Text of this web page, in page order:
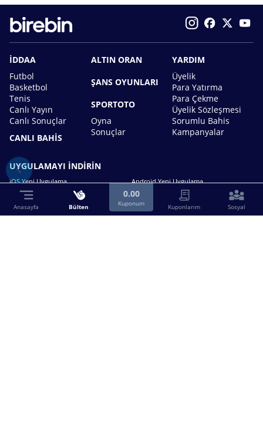
İDDAA
Futbol
Basketbol
Tenis
Canlı Yayın
Canlı Sonuçlar
CANLI BAHİS
ALTIN ORAN
ŞANS OYUNLARI
SPORTOTO
Oyna
Sonuçlar
YARDIM
Üyelik
Para Yatırma
Para Çekme
Üyelik Sözleşmesi
Sorumlu Bahis
Kampanyalar
UYGULAMAYI İNDİRİN
iOS Yeni Uygulama Android Yeni Uygulama
Anasayfa Bülten
0.00
Kuponum Kuponlarım Sosyal